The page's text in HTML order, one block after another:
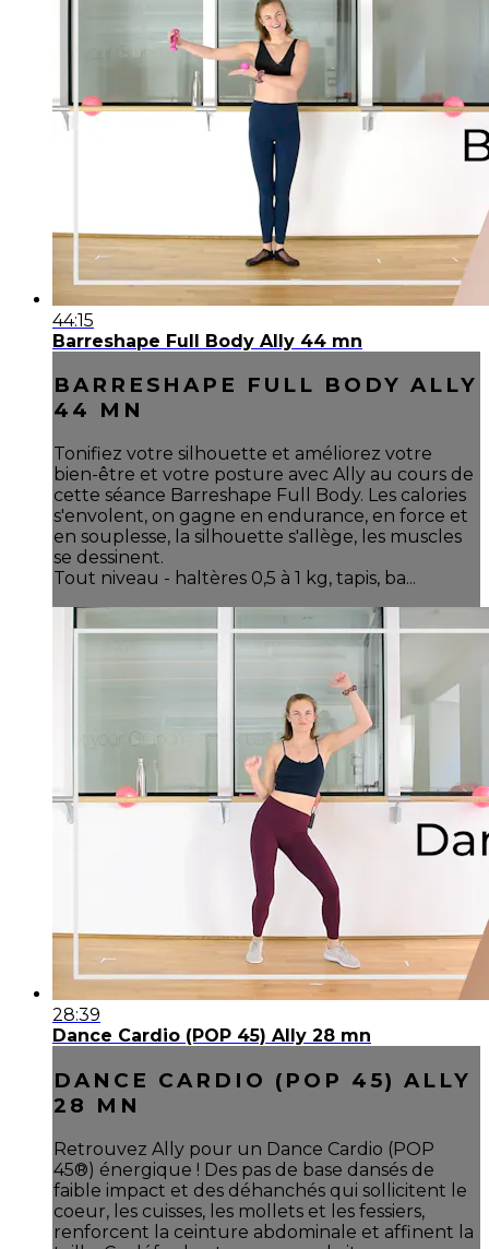
44:15
Barreshape Full Body Ally 44 mn
BARRESHAPE FULL BODY ALLY
44 MN
Tonifiez votre silhouette et améliorez votre
bien-être et votre posture avec Ally au cours de
cette séance Barreshape Full Body. Les calories
s'envolent, on gagne en endurance, en force et
en souplesse, la silhouette s'allège, les muscles
se dessinent.
Tout niveau - haltères 0,5 à 1 kg, tapis, ba...
28:39
Dance Cardio (POP 45) Ally 28 mn
DANCE CARDIO (POP 45) ALLY
28 MN
Retrouvez Ally pour un Dance Cardio (POP
45®) énergique ! Des pas de base dansés de
faible impact et des déhanchés qui sollicitent le
coeur, les cuisses, les mollets et les fessiers,
renforcent la ceinture abdominale et affinent la